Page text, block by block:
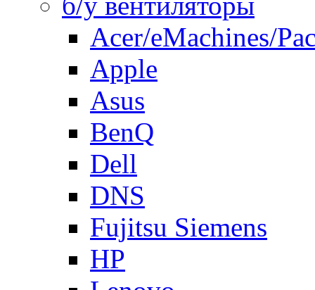
Acer/eMachines/
Apple
Asus
BenQ
Dell
DNS
Fujitsu Siemens
HP